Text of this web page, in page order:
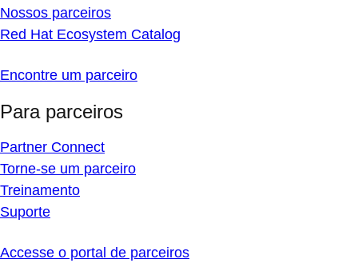
Nossos parceiros
Red Hat Ecosystem Catalog
Encontre um parceiro
Para parceiros
Partner Connect
Torne-se um parceiro
Treinamento
Suporte
Accesse o portal de parceiros